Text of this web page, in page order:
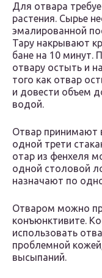
Для отвара
растения. Сырье
эмалированной
Тару накрывают
бане на 10 минут.
отвару остыть и
того как отвар
и довести объем
водой.
Отвар принимают
одной трети
отар из фенхеля
одной столовой
назначают по
Отваром можно
конъюнктивите.
использовать
проблемной
высыпаний.